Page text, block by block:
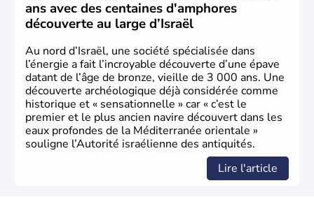
ans avec des centaines d'amphores
découverte au large d’Israël
Au nord d’Israël, une société spécialisée dans
l’énergie a fait l’incroyable découverte d’une épave
datant de l’âge de bronze, vieille de 3 000 ans. Une
découverte archéologique déjà considérée comme
historique et « sensationnelle » car « c’est le
premier et le plus ancien navire découvert dans les
eaux profondes de la Méditerranée orientale »
souligne l’Autorité israélienne des antiquités.
Lire l'article